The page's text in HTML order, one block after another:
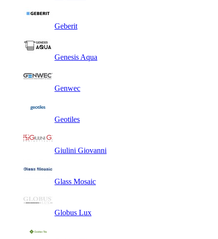
Geberit
Genesis Aqua
Genwec
Geotiles
Giulini Giovanni
Glass Mosaic
Globus Lux